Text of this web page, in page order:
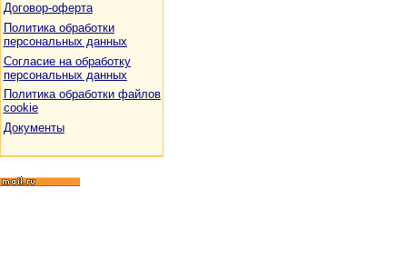
Договор-оферта
Политика обработки
персональных данных
Согласие на обработку
персональных данных
Политика обработки файлов
cookie
Документы